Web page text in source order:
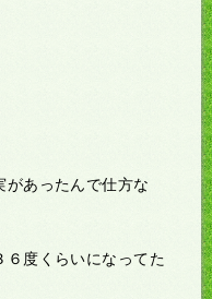
があったんで仕方な
６度くらいになってた